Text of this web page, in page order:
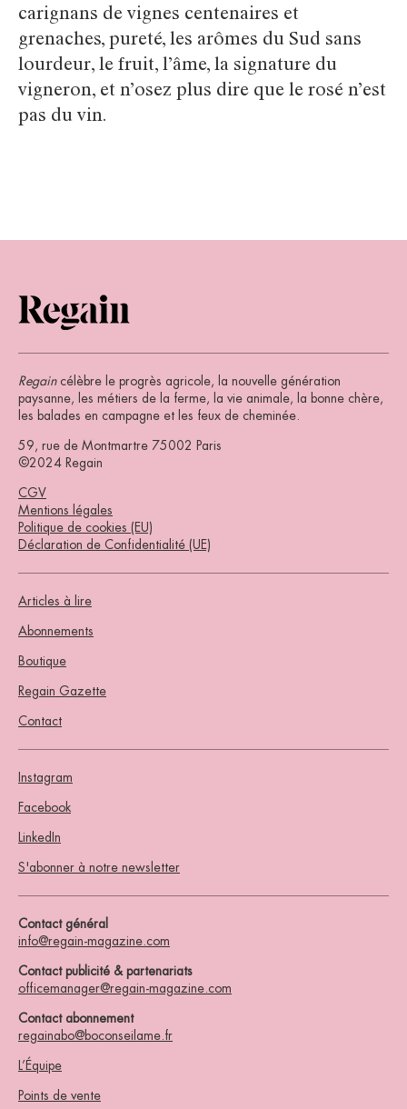
carignans de vignes centenaires et
grenaches, pureté, les arômes du Sud sans
lourdeur, le fruit, l’âme, la signature du
vigneron, et n’osez plus dire que le rosé n’est
pas du vin.
Regaincélèbre le progrès agricole, la nouvelle génération
paysanne, les métiers de la ferme, la vie animale, la bonne chère,
les balades en campagne et les feux de cheminée.
59, rue de Montmartre 75002 Paris
©2024 Regain
CGV
Mentions légales
Politique de cookies (EU)
Déclaration de Confidentialité (UE)
Articles à lire
Abonnements
Boutique
Regain Gazette
Contact
Instagram
Facebook
LinkedIn
S'abonner à notre newsletter
Contact général
info@regain-magazine.com
Contact publicité & partenariats
officemanager@regain-magazine.com
Contact abonnement
regainabo@boconseilame.fr
L’Équipe
Points de vente